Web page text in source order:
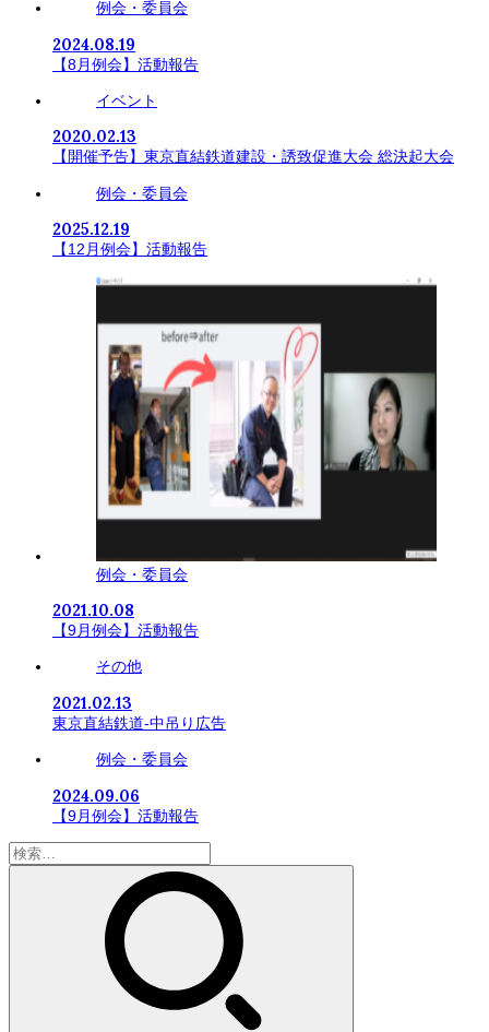
例会・委員会
2024.08.19
【8月例会】活動報告
イベント
2020.02.13
【開催予告】東京直結鉄道建設・誘致促進大会 総決起大会
例会・委員会
2025.12.19
【12月例会】活動報告
例会・委員会
2021.10.08
【9月例会】活動報告
その他
2021.02.13
東京直結鉄道-中吊り広告
例会・委員会
2024.09.06
【9月例会】活動報告
検
索: